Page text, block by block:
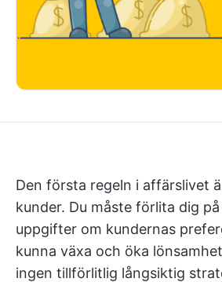
Den första regeln i affärslivet
kunder. Du måste förlita dig
uppgifter om kundernas
kunna växa och öka
ingen tillförlitlig långsiktig